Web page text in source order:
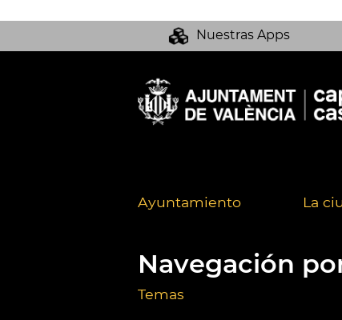
Nuestras Apps
Ayuntamiento La
Navegación
Temas